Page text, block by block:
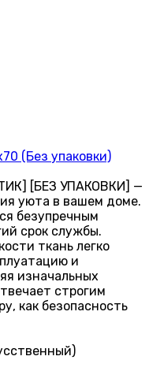
(Без упаковки)
[БЕЗ УПАКОВКИ] —
уюта в вашем доме.
безупречным
срок службы.
ткань легко
и
изначальных
строгим
как безопасность